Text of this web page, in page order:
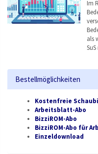
Im
als
Bestellmöglichkeiten
Kostenfreie
Arbeitsblatt-Abo
BizziROM-Abo
BizziROM-Abo für
Einzeldownload